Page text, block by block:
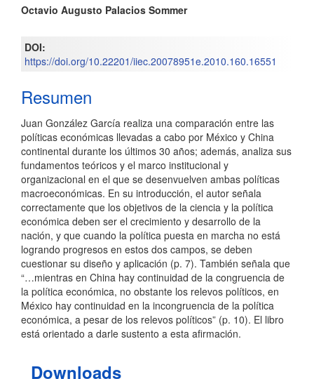
Contenido
principal
del
artículo
Octavio Augusto Palacios Sommer
DOI:
https://doi.org/10.22201/iiec.20078951e.2010.160.16551
Resumen
Juan González García realiza una comparación entre las
políticas económicas llevadas a cabo por México y China
continental durante los últimos 30 años; además, analiza sus
fundamentos teóricos y el marco institucional y
organizacional en el que se desenvuelven ambas políticas
macroeconómicas. En su introducción, el autor señala
correctamente que los objetivos de la ciencia y la política
económica deben ser el crecimiento y desarrollo de la
nación, y que cuando la política puesta en marcha no está
logrando progresos en estos dos campos, se deben
cuestionar su diseño y aplicación (p. 7). También señala que
“…mientras en China hay continuidad de la congruencia de
la política económica, no obstante los relevos políticos, en
México hay continuidad en la incongruencia de la política
económica, a pesar de los relevos políticos” (p. 10). El libro
está orientado a darle sustento a esta afirmación.
Downloads